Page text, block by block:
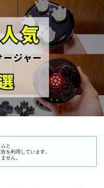
と
を利用しています。
せん。